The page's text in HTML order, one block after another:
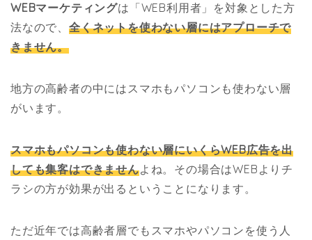
WEBマーケティングは「WEB利用者」を対象とした方
法なので、 全くネットを使わない層にはアプローチで
きません。
地方の高齢者の中にはスマホもパソコンも使わない層
がいます。
スマホもパソコンも使わない層にいくらWEB広告を出
しても集客はできませんよね。その場合はWEBよりチ
ラシの方が効果が出るということになります。
ただ近年では高齢者層でもスマホやパソコンを使う人